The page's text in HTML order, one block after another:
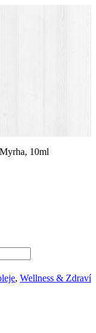
Myrha, 10ml
, Wellness & Zdraví